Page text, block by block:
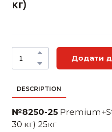
кг)
Додати
DESCRIPTION
№8250-25
30 кг) 25кг